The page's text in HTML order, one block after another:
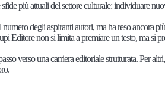
più attuali del settore culturale: individuare
degli aspiranti autori, ma ha reso ancora
Editore non si limita a premiare un testo, ma si
verso una carriera editoriale strutturata. Per